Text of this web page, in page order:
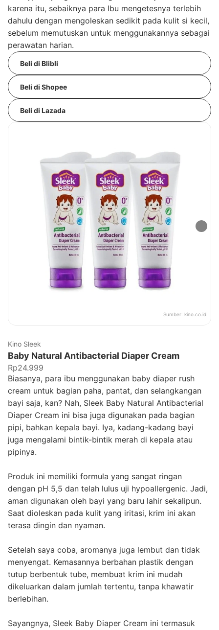
karena itu, sebaiknya para Ibu mengetesnya terlebih
dahulu dengan mengoleskan sedikit pada kulit si kecil,
sebelum memutuskan untuk menggunakannya sebagai
perawatan harian.
Beli di Blibli
Beli di Shopee
Beli di Lazada
Sumber: kino.co.id
Kino Sleek
Baby Natural Antibacterial Diaper Cream
Rp24.999
Biasanya, para ibu menggunakan baby diaper rush
cream untuk bagian paha, pantat, dan selangkangan
bayi saja, kan? Nah, Sleek Baby Natural Antibacterial
Diaper Cream ini bisa juga digunakan pada bagian
pipi, bahkan kepala bayi. Iya, kadang-kadang bayi
juga mengalami bintik-bintik merah di kepala atau
pipinya.
Produk ini memiliki formula yang sangat ringan
dengan pH 5,5 dan telah lulus uji hypoallergenic. Jadi,
aman digunakan oleh bayi yang baru lahir sekalipun.
Saat dioleskan pada kulit yang iritasi, krim ini akan
terasa dingin dan nyaman.
Setelah saya coba, aromanya juga lembut dan tidak
menyengat. Kemasannya berbahan plastik dengan
tutup berbentuk tube, membuat krim ini mudah
dikeluarkan dalam jumlah tertentu, tanpa khawatir
berlebihan.
Sayangnya, Sleek Baby Diaper Cream ini termasuk